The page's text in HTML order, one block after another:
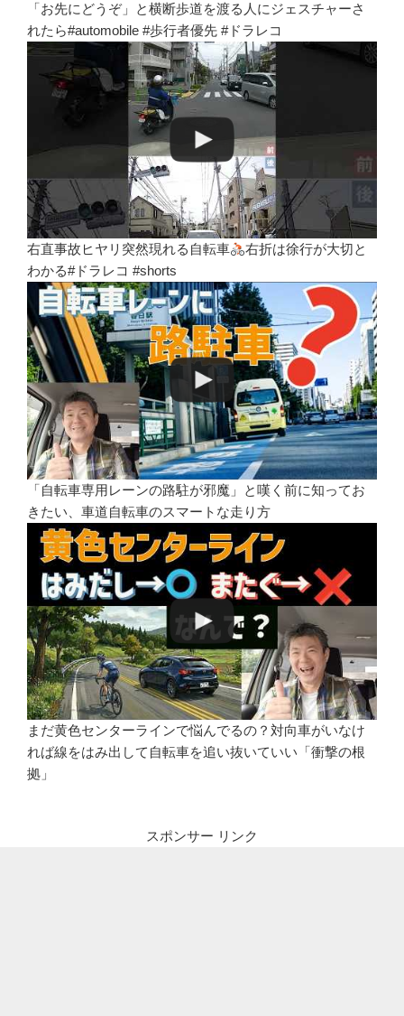
「お先にどうぞ」と横断歩道を渡る人にジェスチャーさ
れたら#automobile #歩行者優先 #ドラレコ
右直事故ヒヤリ突然現れる自転車
右折は徐行が大切と
わかる#ドラレコ #shorts
「自転車専用レーンの路駐が邪魔」と嘆く前に知ってお
きたい、車道自転車のスマートな走り方
まだ黄色センターラインで悩んでるの？対向車がいなけ
れば線をはみ出して自転車を追い抜いていい「衝撃の根
拠」
スポンサー リンク